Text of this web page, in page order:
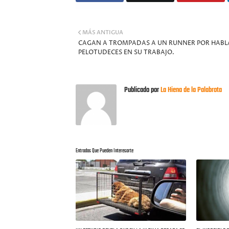
MÁS ANTIGUA
CAGAN A TROMPADAS A UN RUNNER POR
PELOTUDECES EN SU TRABAJO.
Publicado porLa Hiena de la Palabrota
Entradas Que Pueden Interesarte